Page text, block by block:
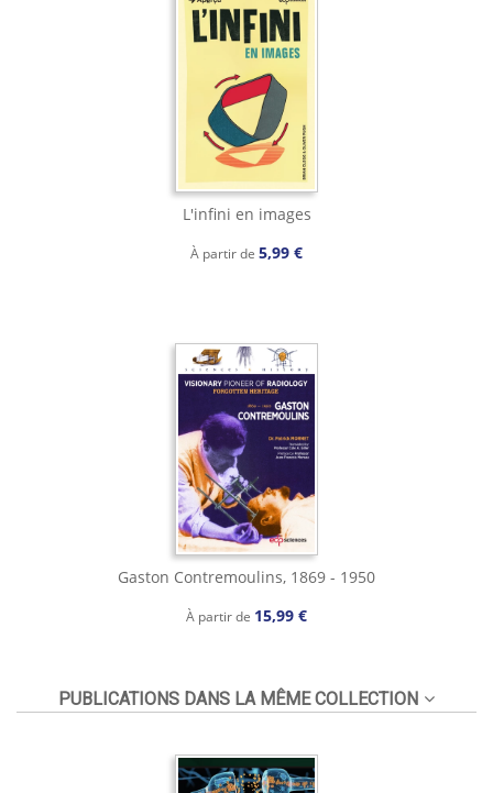
L'infini en images
À partir de 5,99 €
Gaston Contremoulins, 1869 - 1950
À partir de 15,99 €
PUBLICATIONS DANS LA MÊME COLLECTION